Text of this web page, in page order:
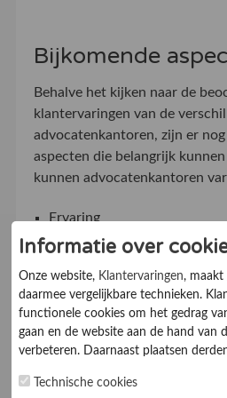
Bijkomende
Behalve het kijken naar de
klantervaringen van de
advocatenkantoren, zijn er
aspecten die belangrijk
kunnen advocatenkantoren
Ervaring
Specialisatie
Grootte
Dienstverlening
Regio
Informatie over
Onze website, Klantervaringen, maakt
daarmee vergelijkbare technieken.
functionele cookies om het gedrag
gaan en de website aan de hand van
verbeteren. Daarnaast plaatsen
marketing cookies worden
Technische cookies